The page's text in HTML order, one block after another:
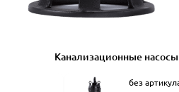
Канализационные насосы
без